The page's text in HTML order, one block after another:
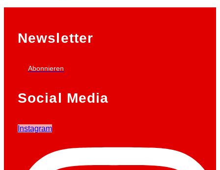
Newsletter
Abonnieren
Social Media
Instagram